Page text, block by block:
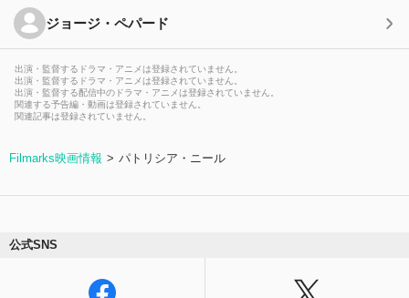
ジョージ・ペパード
出演・監督するドラマ・アニメは登録されていません。
出演・監督するドラマ・アニメは登録されていません。
出演・監督する配信中のドラマ・アニメは登録されていません。
関連する予告編・動画は登録されていません。
関連記事は登録されていません。
Filmarks映画情報 パトリシア・ニール
公式SNS